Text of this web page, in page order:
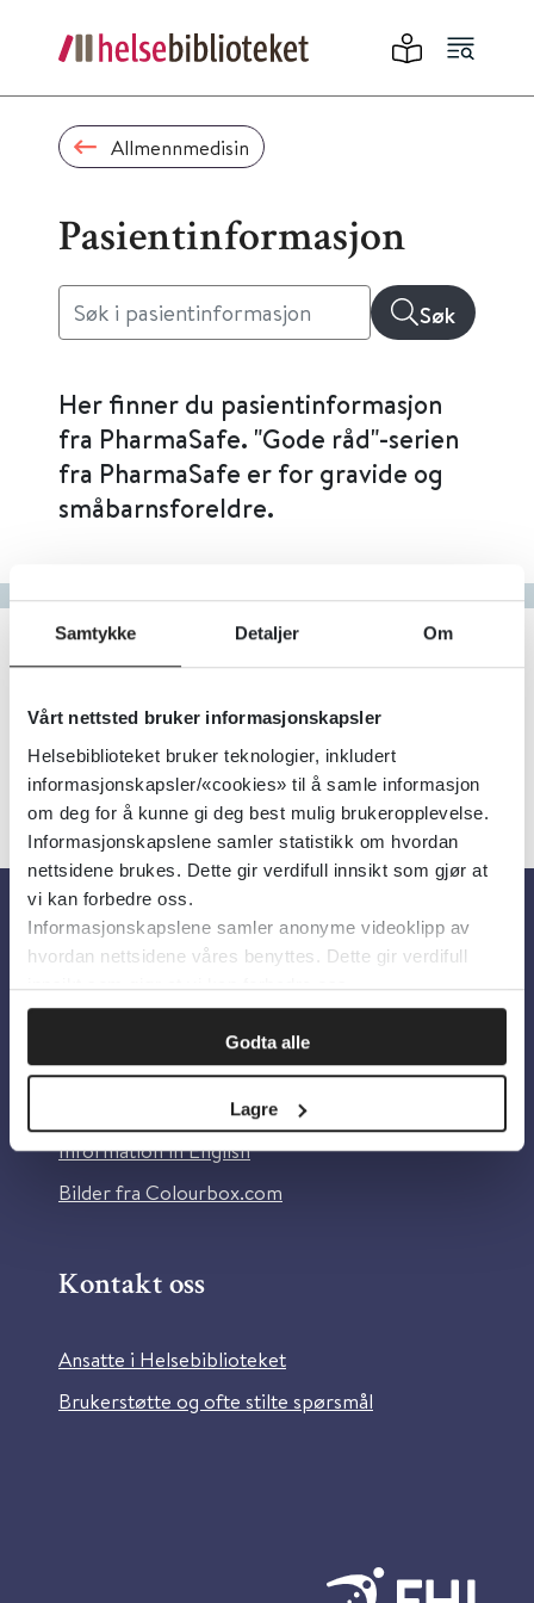
Samtykke Detaljer Om
Vårt nettsted bruker informasjonskapsler
Helsebiblioteket bruker teknologier, inkludert
informasjonskapsler/«cookies» til å samle informasjon
om deg for å kunne gi deg best mulig brukeropplevelse.
Informasjonskapslene samler statistikk om hvordan
nettsidene brukes. Dette gir verdifull innsikt som gjør at
vi kan forbedre oss.
Informasjonskapslene samler anonyme videoklipp av
hvordan nettsidene våres benyttes. Dette gir verdifull
innsikt som gjør at vi kan forbedre oss.
Godta alle
Lagre
Allmennmedisin
Pasientinformasjon
Søk
Her finner du pasientinformasjon
fra PharmaSafe. "Gode råd"-serien
fra PharmaSafe er for gravide og
småbarnsforeldre.
Gå til bokstav
Filter
Om oss
Personvern og informasjonskapsler
Tilgjengelighetserklæring
Information in English
Bilder fra Colourbox.com
Kontakt oss
Ansatte i Helsebiblioteket
Brukerstøtte og ofte stilte spørsmål